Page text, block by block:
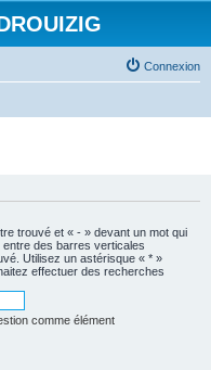
Connexion
trouvé et « - » devant un mot qui
des barres verticales
Utilisez un astérisque « * »
effectuer des recherches
comme élément